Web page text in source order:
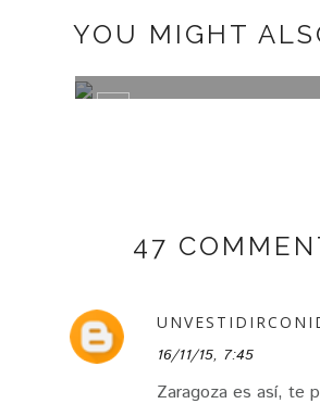
YOU MIGHT
47
16/11/15, 7:45
Zaragoza es así, te